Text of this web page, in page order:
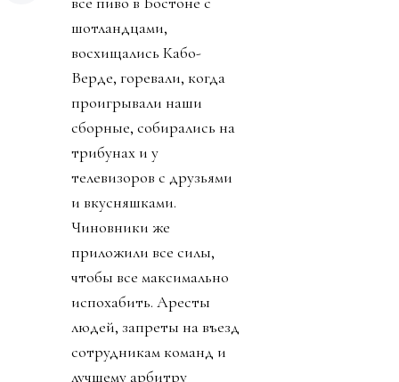
шотландцами,
восхищались Кабо-
Верде, горевали, когда
проигрывали наши
сборные, собирались на
трибунах и у
телевизоров с друзьями
и вкусняшками.
Чиновники же
приложили все силы,
чтобы все максимально
испохабить. Аресты
людей, запреты на въезд
сотрудникам команд и
лучшему арбитру